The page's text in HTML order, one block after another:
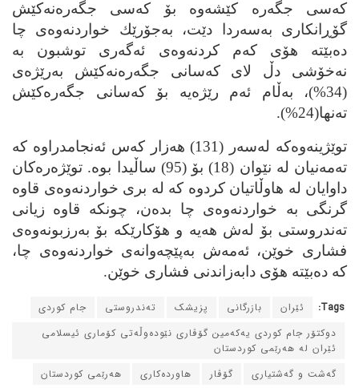
كەسی جگەرە كێشەوە بۆ كەسی جگەرەنەكێش
گۆڕانكاری بەسەردا دێت، بەجۆرێك خواردنەوەی چا
دەبێتە هۆی كەم كردنەوەی ئەگەری توشبون بە
نەخۆشی دڵ لای كەسانی جگەرەنەكێش بەرێژەی
(34%)، بەڵام ئەم رێژەیە بۆ كەسانی جگەرەكێش
تەنها(24%).
توێژینەوەكە لەسەر (131) هەزار كەس ئەنجامدراوە كە
تەمەنیان لە نێوان (18) بۆ (95) ساڵیدا بوە. توێژەرەكان
داوایان لە هاوڵاتیان كردوە كە لە بری خواردنەوەی قاوە
گرنگی بە خواردنەوەی چا بدەن، چونكە قاوە زیانی
تەندروستی بۆ لەش هەیە و هۆكارێكە بۆ بەرزبونەوەی
فشاری خوێن، ئەمەش بەپێچەوانەی خواردنەوەی چا،
كە دەبێتە هۆی دابەزاندنی فشاری خوێن.
Tags: ئێران بازرگانی پزیشک ته‌ندروستی
جام کوردی
دوکتۆر جام کوردی یه‌که‌مین گۆڤاری نێوده‌وڵه‌تی کۆماری ئیسلامی
ئێران له‌ هه‌رێمی کوردستان
گه‌شت و گه‌شتیاری
گۆڤار هاورده‌کاری
هه‌رێمی کوردستان